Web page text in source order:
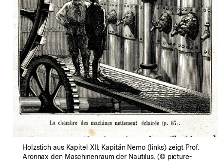
Holzstich aus Kapitel XII: Kapitän Nemo (links) zeigt Prof.
Aronnax den Maschinenraum der Nautilus. (© picture-